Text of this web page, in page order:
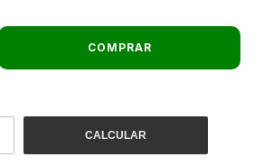
CALCULAR